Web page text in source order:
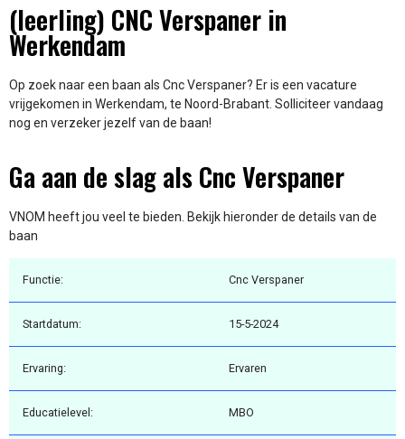
(leerling) CNC Verspaner in
Werkendam
Op zoek naar een baan als Cnc Verspaner? Er is een vacature
vrijgekomen in Werkendam, te Noord-Brabant. Solliciteer vandaag
nog en verzeker jezelf van de baan!
Ga aan de slag als Cnc Verspaner
VNOM heeft jou veel te bieden. Bekijk hieronder de details van de
baan
Functie: Cnc Verspaner
Startdatum: 15-5-2024
Ervaring: Ervaren
Educatielevel: MBO